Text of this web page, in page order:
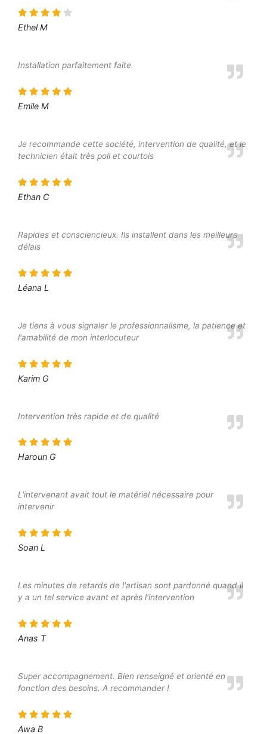
Ethel M
Installation parfaitement faite
Emile M
Je recommande cette société, intervention de qualité, et le
technicien était très poli et courtois
Ethan C
Rapides et consciencieux. Ils installent dans les meilleurs
délais
Léana L
Je tiens à vous signaler le professionnalisme, la patience et
l'amabilité de mon interlocuteur
Karim G
Intervention très rapide et de qualité
Haroun G
L'intervenant avait tout le matériel nécessaire pour
intervenir
Soan L
Les minutes de retards de l'artisan sont pardonné quand il
y a un tel service avant et après l'intervention
Anas T
Super accompagnement. Bien renseigné et orienté en
fonction des besoins. A recommander !
Awa B